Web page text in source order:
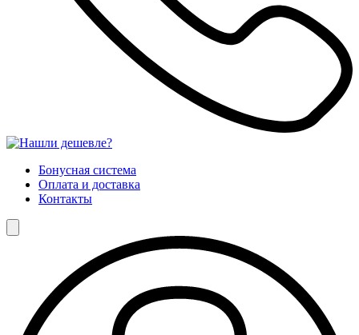
Бонусная система
Оплата и доставка
Контакты